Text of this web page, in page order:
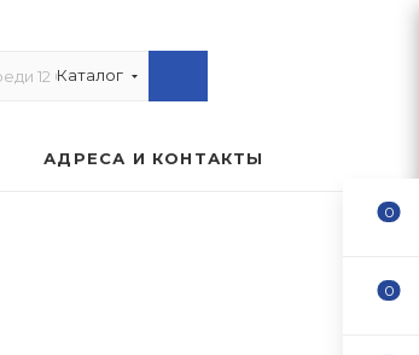
Каталог
АДРЕСА И КОНТАКТЫ
0
0